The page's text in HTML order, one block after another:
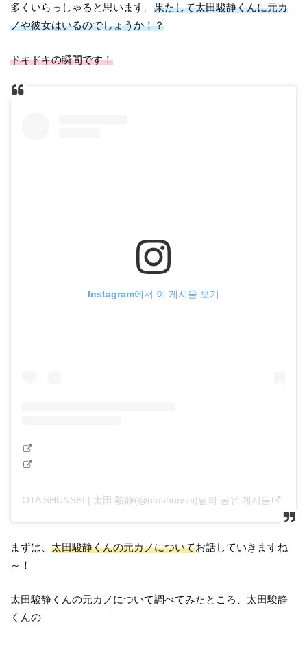
多くいらっしゃると思います。果たして太田駿静くんに元カ
ノや彼女はいるのでしょうか！？
ドキドキの瞬間です！
Instagram에서 이 게시물 보기
OTA SHUNSEI | 太田 駿静(@otashunsei)님의 공유 게시물
まずは、太田駿静くんの元カノについてお話していきますね
～！
太田駿静くんの元カノについて調べてみたところ、太田駿静
くんの